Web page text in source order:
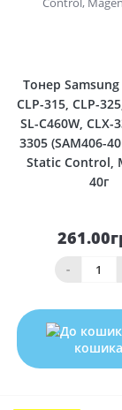
Тонер Samsung
CLP-315, CLP-
SL-C460W, CLX-
3305 (SAM406-
Static Control,
40г
-
кошика